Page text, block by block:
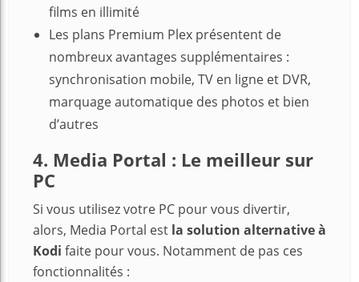
films en illimité
Les plans Premium Plex présentent de
nombreux avantages supplémentaires :
synchronisation mobile, TV en ligne et DVR,
marquage automatique des photos et bien
d’autres
4. Media Portal : Le meilleur sur
PC
Si vous utilisez votre PC pour vous divertir,
alors, Media Portal est la solution alternative à
Kodi faite pour vous. Notamment de pas ces
fonctionnalités :